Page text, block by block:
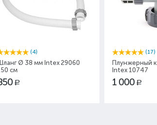
(4)
Ø 38 мм Intex 29060
см
Р
(17)
Плунжерный
Intex 10747
1 000 Р